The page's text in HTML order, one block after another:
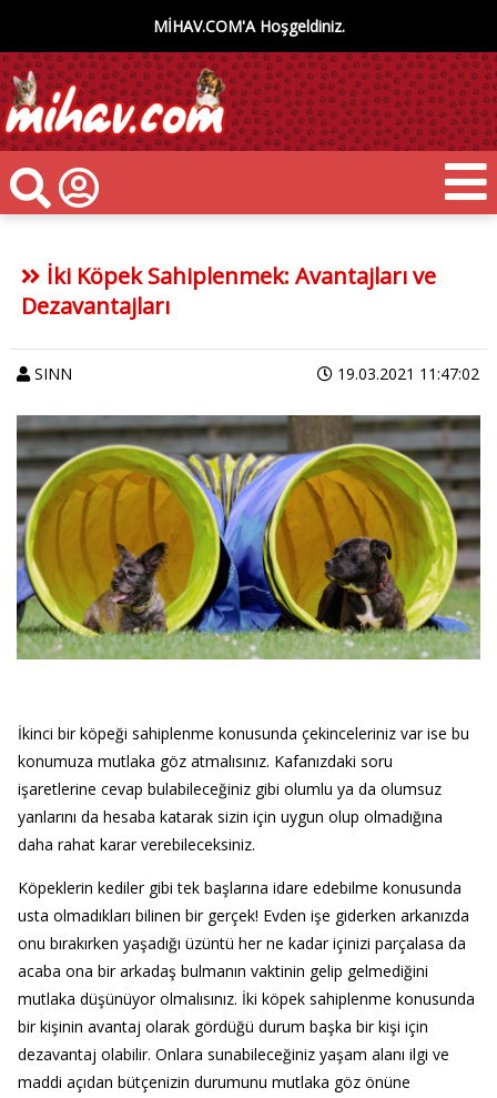
MİHAV.COM'A Hoşgeldiniz.
İki Köpek Sahiplenmek: Avantajları ve
Dezavantajları
SINN 19.03.2021 11:47:02
İkinci bir köpeği sahiplenme konusunda çekinceleriniz var ise bu
konumuza mutlaka göz atmalısınız. Kafanızdaki soru
işaretlerine cevap bulabileceğiniz gibi olumlu ya da olumsuz
yanlarını da hesaba katarak sizin için uygun olup olmadığına
daha rahat karar verebileceksiniz.
Köpeklerin kediler gibi tek başlarına idare edebilme konusunda
usta olmadıkları bilinen bir gerçek! Evden işe giderken arkanızda
onu bırakırken yaşadığı üzüntü her ne kadar içinizi parçalasa da
acaba ona bir arkadaş bulmanın vaktinin gelip gelmediğini
mutlaka düşünüyor olmalısınız. İki köpek sahiplenme konusunda
bir kişinin avantaj olarak gördüğü durum başka bir kişi için
dezavantaj olabilir. Onlara sunabileceğiniz yaşam alanı ilgi ve
maddi açıdan bütçenizin durumunu mutlaka göz önüne